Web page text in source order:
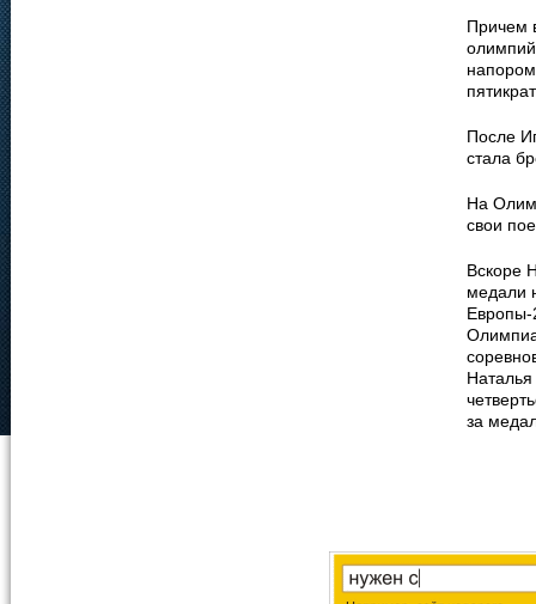
Причем
После
стала
На
свои
Вскоре
медали
Европы-
за